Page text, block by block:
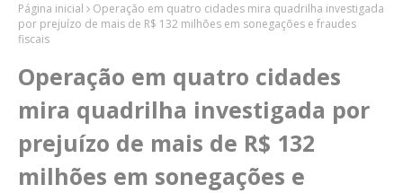
compras
Página inicial
Operação em quatro cidades mira quadrilha investigada
por prejuízo de mais de R$ 132 milhões em sonegações e fraudes
fiscais
Operação em quatro cidades
mira quadrilha investigada por
prejuízo de mais de R$ 132
milhões em sonegações e